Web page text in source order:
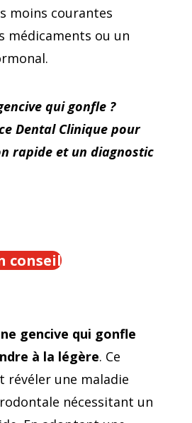
moins courantes
médicaments ou un
qui gonfle ?
Dental Clinique pour
rapide et un diagnostic
conseil
gencive qui gonfle
à la légère. Ce
révéler une maladie
nécessitant un